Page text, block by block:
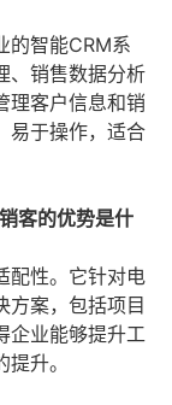
的智能CRM系
、销售数据分析
理客户信息和销
易于操作，适合
客的优势是什
配性。它针对电
方案，包括项目
企业能够提升工
升。